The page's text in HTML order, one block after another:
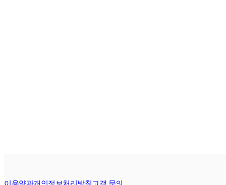
이용약관개인정보처리방침고객 문의